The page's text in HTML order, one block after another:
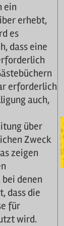
ein
erhebt,
es
dass eine
erforderlich
auch,
über
Zweck
zeigen
denen
dass die
für
wird.